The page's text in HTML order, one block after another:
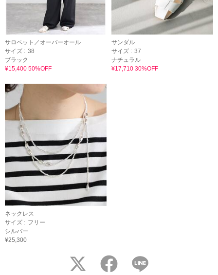
サロペット／オーバーオール
サイズ : 38
ブラック
¥15,400 50%OFF
サンダル
サイズ : 37
ナチュラル
¥17,710 30%OFF
ネックレス
サイズ : フリー
シルバー
¥25,300
twitter facebook